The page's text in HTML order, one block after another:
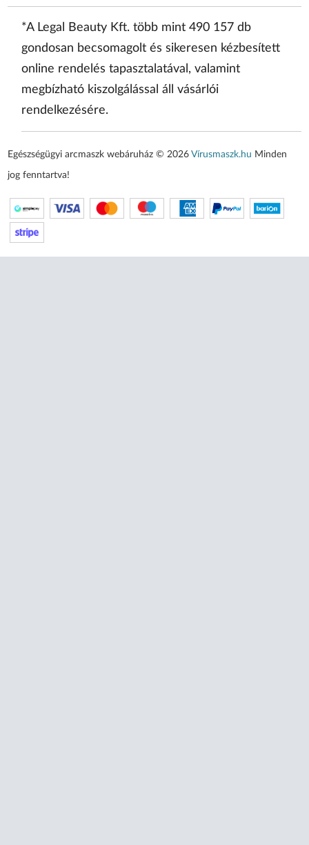
*A Legal Beauty Kft. több mint 490 157 db
gondosan becsomagolt és sikeresen kézbesített
online rendelés tapasztalatával, valamint
megbízható kiszolgálással áll vásárlói
rendelkezésére.
Egészségügyi arcmaszk webáruház © 2026Vírusmaszk.hu Minden
jog fenntartva!